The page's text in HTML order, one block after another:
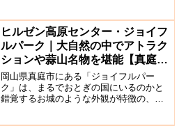
の自然体験や、夏は水遊び、野球・テニ
ス・パターゴルフなどのス...
ヒルゼン高原センター・ジョイフ
ルパーク｜大自然の中でアトラク
ションや蒜山名物を堪能【真庭
市】
岡山県真庭市にある「ジョイフルパー
ク」は、まるでおとぎの国にいるのかと
錯覚するお城のような外観が特徴の、蒜